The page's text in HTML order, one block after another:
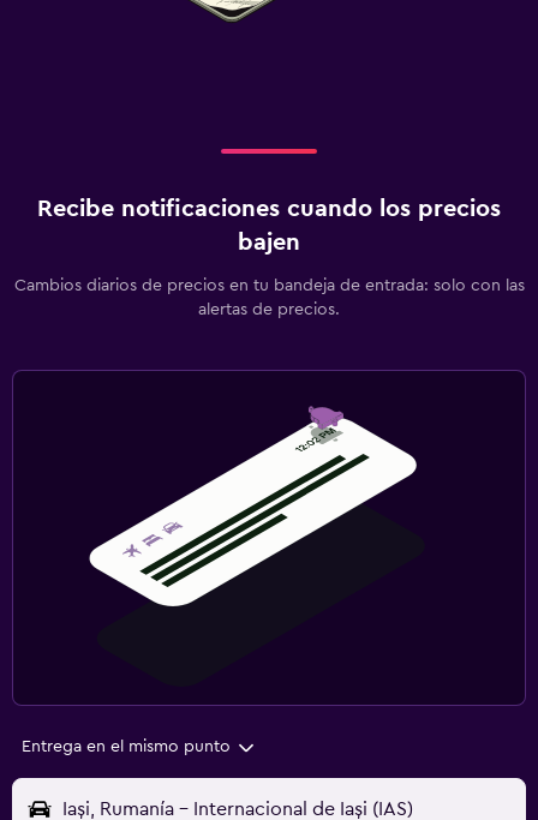
Recibe notificaciones cuando los precios
bajen
Cambios diarios de precios en tu bandeja de entrada: solo con las
alertas de precios.
Entrega en el mismo punto
Iași, Rumanía - Internacional de Iași (IAS)